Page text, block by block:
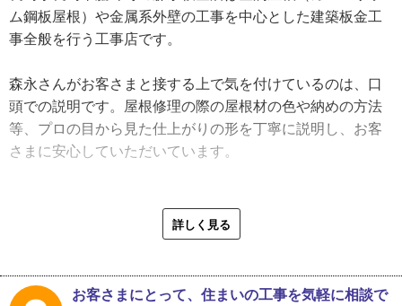
家が多くなったからだと思うんですが、そういう家だと屋
根の勾配が緩いんです。勾配の緩い屋根で受けた雨水は金
属屋根のみ施工ができます。上から下まで長い板金を設置
メートルもの長い屋根材を使って上から下まで継ぎ目なし
で施工します」
先代の時代から地域密着。今でも、森永さんのお父さんに
るそうです。町を歩いていると声をかけられることも頻繁
で、それは地域に根差した工事店の証です。今後は、屋根
いきたいと語ります。
ム鋼板屋根）や金属系外壁の工事を中心とした建築板金工
事全般を行う工事店です。
森永さんがお客さまと接する上で気を付けているのは、口
頭での説明です。屋根修理の際の屋根材の色や納めの方法
等、プロの目から見た仕上がりの形を丁寧に説明し、お客
さまに安心していただいています。
するお客さまが多いんですが、濃い色の屋根は熱吸収率が
高く、夏場はものすごく屋根材が熱くなります。熱が室内
暗色にならないくらいの色味を勧めています」
詳しく見る
お客さまにとって、住まいの工事を気軽に相談で